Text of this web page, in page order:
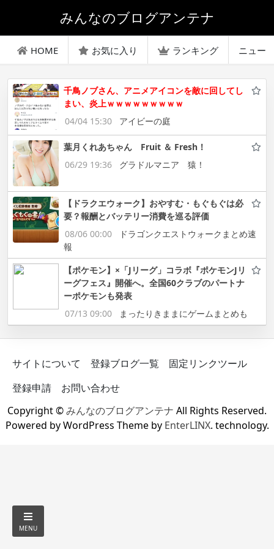
みんなのブログアンテナ
HOME お気に入り ランキング ニュー
千鳥ノブさん、アニメアイコンを敵に回してし
まい、炎上ｗｗｗｗｗｗｗｗｗ
04/04 15:30
アイビーの庭
葉月くれあちゃん Fruit ＆ Fresh！
06/29 19:36
グラドルマニア 猿！
【ドラクエウォーク】おやすむ・もぐもぐは必
要？報酬とバッテリー消費を巡る評価
08/06 00:00
ドラゴンクエストウォークまとめ速
報
【ポケモン】×「Jリーグ」コラボ『ポケモンJリ
ーグフェス』開催へ。全国60クラブのパートナ
ーポケモンも発表
07/13 09:00
まったりきままにゲームまとめも
サイトについて 登録ブログ一覧
固定リンクツール
登録申請
お問い合わせ
Copyright ©みんなのブログアンテナ All Rights Reserved.
Powered by WordPress Theme by EnterLINX. technology.
MENU